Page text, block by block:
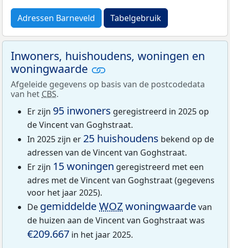
Adressen Barneveld Tabelgebruik
Inwoners, huishoudens, woningen en
woningwaarde
Afgeleide gegevens op basis van de postcodedata
van het CBS.
Er zijn 95 inwoners geregistreerd in 2025 op
de Vincent van Goghstraat.
In 2025 zijn er 25 huishoudens bekend op de
adressen van de Vincent van Goghstraat.
Er zijn 15 woningen geregistreerd met een
adres met de Vincent van Goghstraat (gegevens
voor het jaar 2025).
De gemiddeldeWOZwoningwaardevan
de huizen aan de Vincent van Goghstraat was
€209.667 in het jaar 2025.